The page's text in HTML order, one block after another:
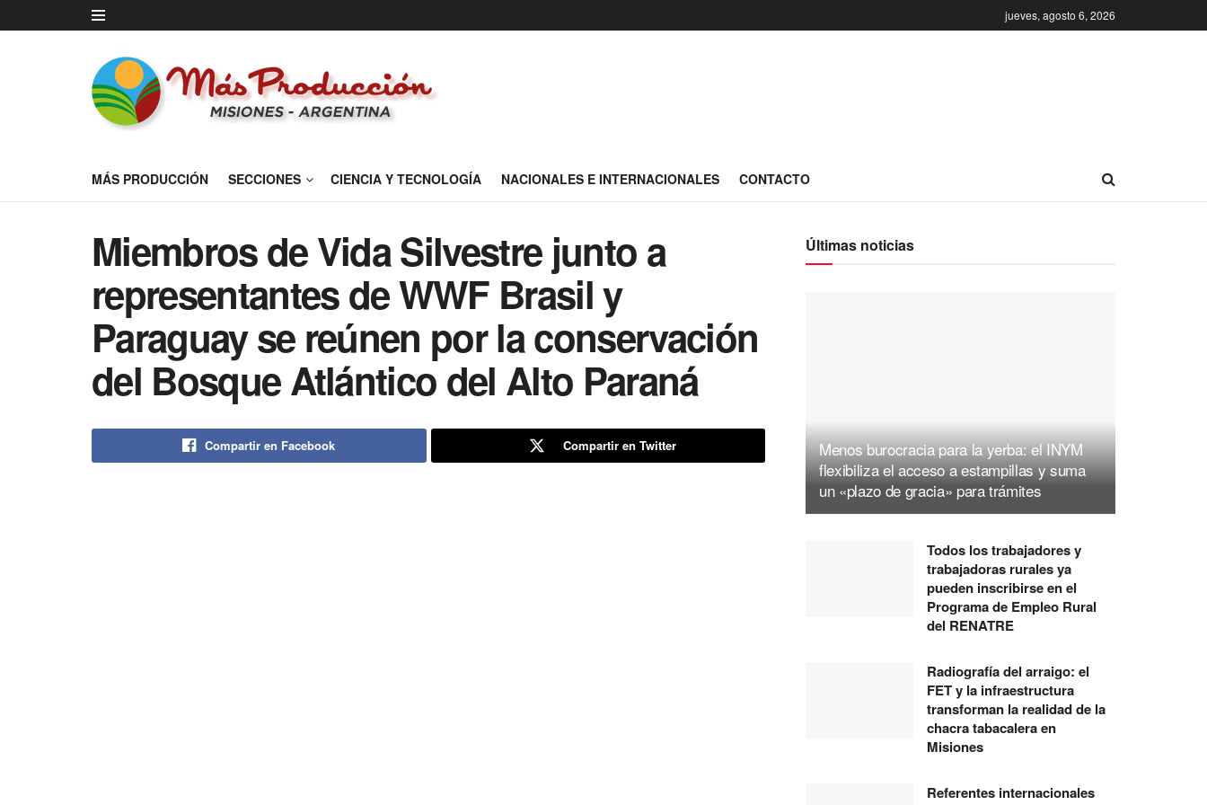
jueves, agosto 6, 2026
MÁS PRODUCCIÓN SECCIONES CIENCIA Y TECNOLOGÍA NACIONALES E INTERNACIONALES CONTACTO
Miembros de Vida Silvestre junto a
representantes de WWF Brasil y
Paraguay se reúnen por la conservación
del Bosque Atlántico del Alto Paraná
Compartir en Facebook Compartir en Twitter
Últimas noticias
Menos burocracia para la yerba: el INYM
flexibiliza el acceso a estampillas y suma
un «plazo de gracia» para trámites
Todos los trabajadores y
trabajadoras rurales ya
pueden inscribirse en el
Programa de Empleo Rural
del RENATRE
Radiografía del arraigo: el
FET y la infraestructura
transforman la realidad de la
chacra tabacalera en
Misiones
Referentes internacionales